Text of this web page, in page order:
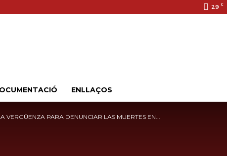
29 C
ENLLAÇOS
VERGÜENZA PARA DENUNCIAR LAS MUERTES EN...